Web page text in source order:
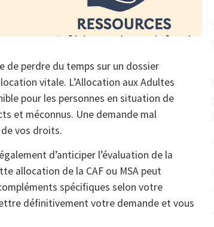
de perdre du temps sur un dossier
vitale. L’Allocation aux Adultes
pour les personnes en situation de
et méconnus. Une demande mal
vos droits.
d’anticiper l’évaluation de la
allocation de la CAF ou MSA peut
spécifiques selon votre
définitivement votre demande et vous